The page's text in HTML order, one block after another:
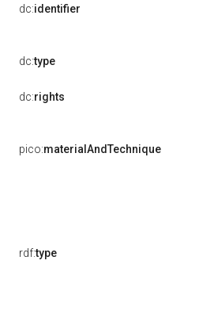
dc:identifier
dc:type
dc:rights
pico:materialAndTechnique
rdf:type